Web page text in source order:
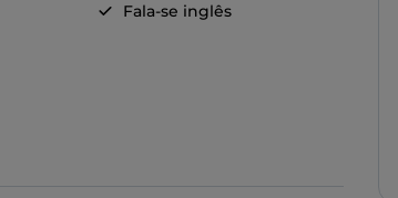
Fala-se inglês